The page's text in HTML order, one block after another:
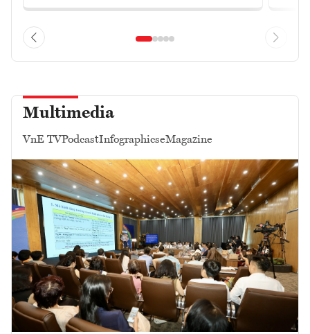
Multimedia
VnE TVPodcastInfographicseMagazine